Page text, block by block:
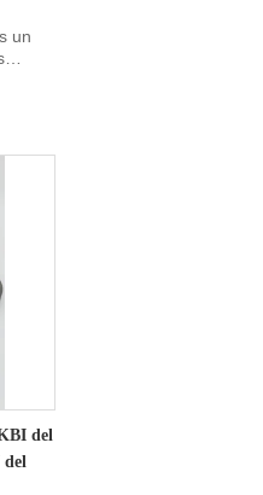
un
del
del